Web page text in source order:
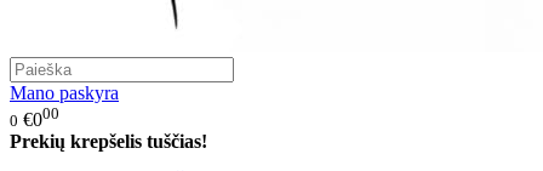
Mano paskyra
0 €000
Prekių krepšelis tuščias!